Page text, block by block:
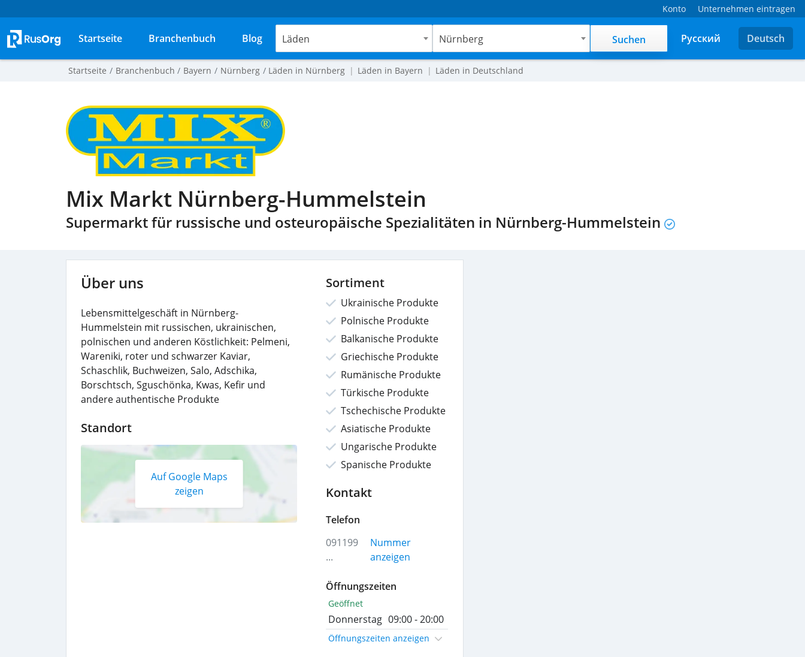
Konto Unternehmen eintragen
Startseite Branchenbuch Blog Läden Nürnberg Suchen Русский Deutsch
Startseite Branchenbuch Bayern Nürnberg Läden in Nürnberg Läden in Bayern Läden in Deutschland
Mix Markt Nürnberg-Hummelstein
Supermarkt für russische und osteuropäische Spezialitäten in Nürnberg-Hummelstein
Über uns
Lebensmittelgeschäft in Nürnberg-
Hummelstein mit russischen, ukrainischen,
polnischen und anderen Köstlichkeit: Pelmeni,
Wareniki, roter und schwarzer Kaviar,
Schaschlik, Buchweizen, Salo, Adschika,
Borschtsch, Sguschönka, Kwas, Kefir und
andere authentische Produkte
Standort
Auf Google Maps
zeigen
Sortiment
Ukrainische Produkte
Polnische Produkte
Balkanische Produkte
Griechische Produkte
Rumänische Produkte
Türkische Produkte
Tschechische Produkte
Asiatische Produkte
Ungarische Produkte
Spanische Produkte
Kontakt
Telefon
091199
...
Nummer
anzeigen
Öffnungszeiten
Geöffnet
Donnerstag 09:00 - 20:00
Öffnungszeiten anzeigen